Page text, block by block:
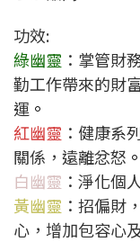
功效:
綠幽靈 ：掌管財
勤工作帶來的財
運 。
紅幽靈 ：健康系
關係，遠離忿怒 。
白幽靈 ：淨化個
黃幽靈 ：招偏財
心，增加包容心